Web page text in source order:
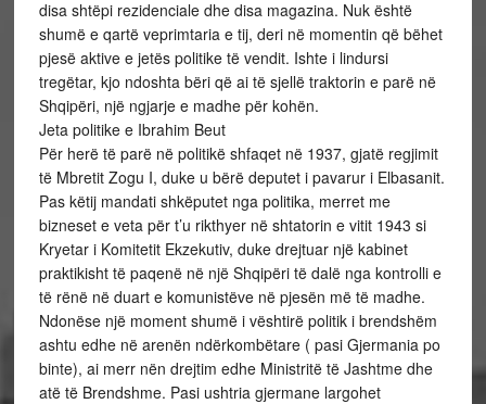
disa shtëpi rezidenciale dhe disa magazina. Nuk është
shumë e qartë veprimtaria e tij, deri në momentin që bëhet
pjesë aktive e jetës politike të vendit. Ishte i lindursi
tregëtar, kjo ndoshta bëri që ai të sjellë traktorin e parë në
Shqipëri, një ngjarje e madhe për kohën.
Jeta politike e Ibrahim Beut
Për herë të parë në politikë shfaqet në 1937, gjatë regjimit
të Mbretit Zogu I, duke u bërë deputet i pavarur i Elbasanit.
Pas këtij mandati shkëputet nga politika, merret me
bizneset e veta për t’u rikthyer në shtatorin e vitit 1943 si
Kryetar i Komitetit Ekzekutiv, duke drejtuar një kabinet
praktikisht të paqenë në një Shqipëri të dalë nga kontrolli e
të rënë në duart e komunistëve në pjesën më të madhe.
Ndonëse një moment shumë i vështirë politik i brendshëm
ashtu edhe në arenën ndërkombëtare ( pasi Gjermania po
binte), ai merr nën drejtim edhe Ministritë të Jashtme dhe
atë të Brendshme. Pasi ushtria gjermane largohet